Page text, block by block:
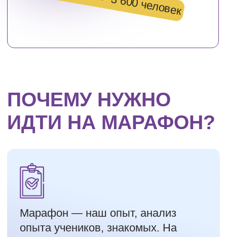
прямом эфире в 19:00 по МСК.
Обсудим важные моменты на
ПРОГРАММА
МАРАФОНА